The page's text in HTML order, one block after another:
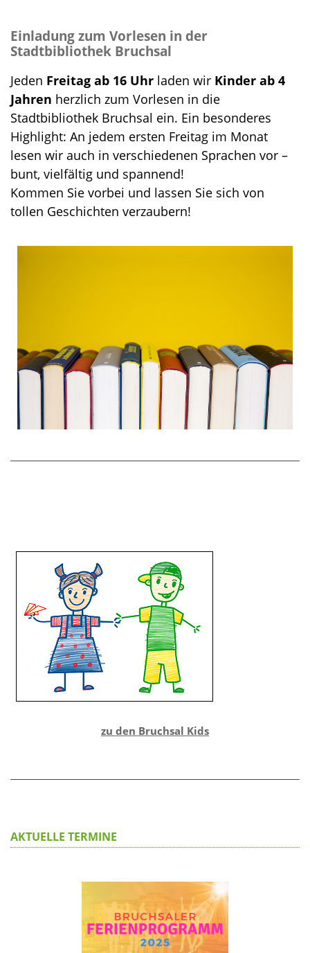
zu den Bruchsal Kids
AKTUELLE TERMINE
Einladung zum Vorlesen in der
Stadtbibliothek Bruchsal
Jeden Freitag ab 16 Uhr laden wir Kinder ab 4
Jahren herzlich zum Vorlesen in die
Stadtbibliothek Bruchsal ein. Ein besonderes
Highlight: An jedem ersten Freitag im Monat
lesen wir auch in verschiedenen Sprachen vor –
bunt, vielfältig und spannend!
Kommen Sie vorbei und lassen Sie sich von
tollen Geschichten verzaubern!